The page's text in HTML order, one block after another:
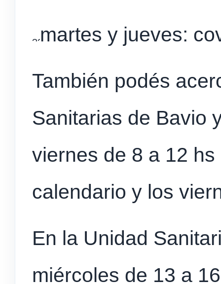
martes y jueves:
También podés
Sanitarias de Bavio
viernes de 8 a 12
calendario y los
En la Unidad
miércoles de 13 a